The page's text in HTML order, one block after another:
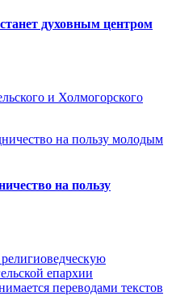
духовным центром
и Холмогорского
на пользу
епархии
переводами текстов